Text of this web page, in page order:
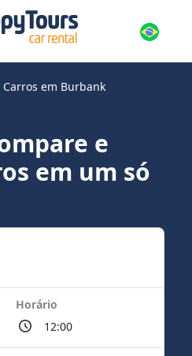
em Burbank
e
em um só
Horário